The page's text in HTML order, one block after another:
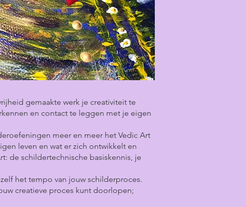
gemaakte werk je creativiteit te
en contact te leggen met je eigen
meer en meer het Vedic Art
leven en wat er zich ontwikkelt en
de schildertechnische basiskennis, je
het tempo van jouw schilderproces.
creatieve proces kunt doorlopen;